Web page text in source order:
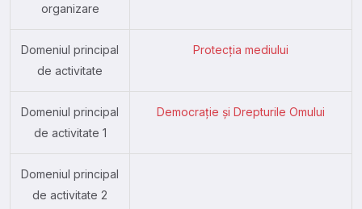
organizare
Domeniul principal
de activitate
Protecția mediului
Domeniul principal
de activitate 1
Democrație și Drepturile Omului
Domeniul principal
de activitate 2